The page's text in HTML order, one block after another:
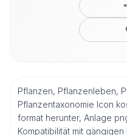
Pflanzen, Pflanzenleben,
Pflanzentaxonomie Icon
format herunter, Anlage
Kompatibilität mit